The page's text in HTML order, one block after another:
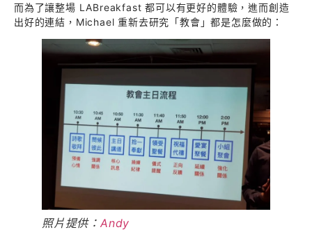
而為了讓整場 LABreakfast 都可以有更好的體驗，進而創造
出好的連結，Michael 重新去研究「教會」都是怎麼做的：
照片提供： Andy